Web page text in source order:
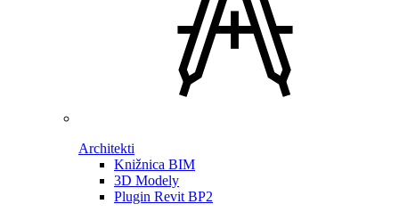
Architekti
Knižnica BIM
3D Modely
Plugin Revit BP2